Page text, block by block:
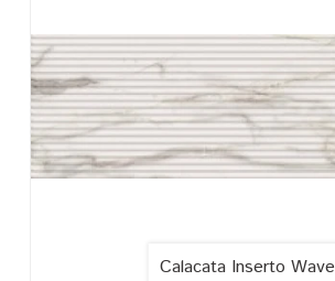
Calacata Inserto Wave